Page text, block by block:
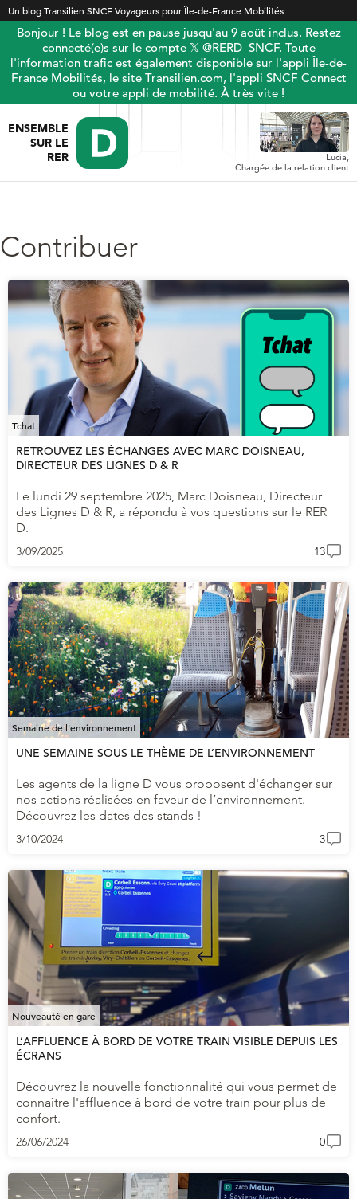
Un blog Transilien SNCF Voyageurs pour Île-de-France Mobilités
Bonjour ! Le blog est en pause jusqu'au 9 août inclus. Restez
connecté(e)s sur le compte 𝕏 @RERD_SNCF. Toute
l'information trafic est également disponible sur l'appli Île-de-
France Mobilités, le site Transilien.com, l'appli SNCF Connect
ou votre appli de mobilité. À très vite !
ENSEMBLE
SUR LE
RER
Lucia,
Chargée de la relation client
Contribuer
Tchat
RETROUVEZ LES ÉCHANGES AVEC MARC DOISNEAU,
DIRECTEUR DES LIGNES D & R
Le lundi 29 septembre 2025, Marc Doisneau, Directeur
des Lignes D & R, a répondu à vos questions sur le RER
D.
3/09/2025 13
Semaine de l'environnement
UNE SEMAINE SOUS LE THÈME DE L’ENVIRONNEMENT
Les agents de la ligne D vous proposent d'échanger sur
nos actions réalisées en faveur de l’environnement.
Découvrez les dates des stands !
3/10/2024 3
Nouveauté en gare
L’AFFLUENCE À BORD DE VOTRE TRAIN VISIBLE DEPUIS LES
ÉCRANS
Découvrez la nouvelle fonctionnalité qui vous permet de
connaître l'affluence à bord de votre train pour plus de
confort.
26/06/2024 0